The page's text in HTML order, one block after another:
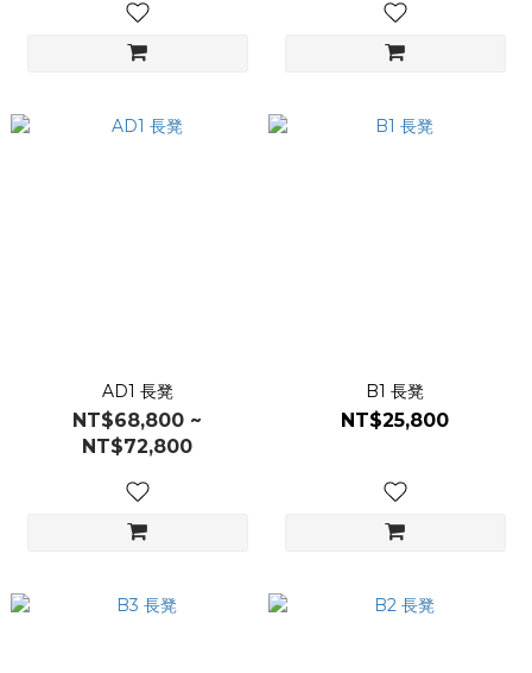
AD1 長凳
NT$68,800 ~
NT$72,800
B1 長凳
NT$25,800